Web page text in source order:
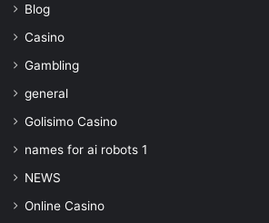
Blog
Casino
Gambling
general
Golisimo Casino
names for ai robots 1
NEWS
Online Casino